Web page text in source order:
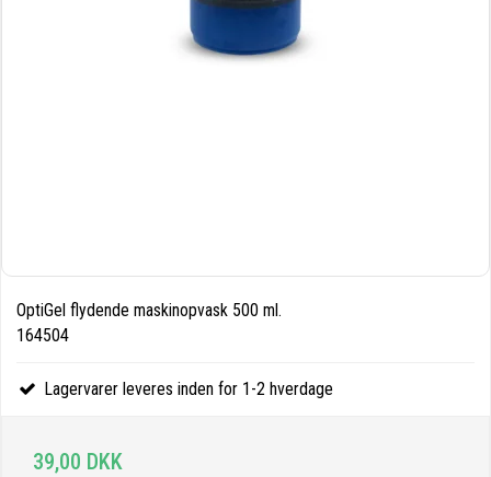
OptiGel flydende maskinopvask 500 ml.
164504
Lagervarer leveres inden for 1-2 hverdage
39,00 DKK